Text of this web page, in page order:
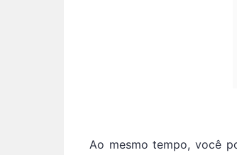
Ao mesmo tempo, você